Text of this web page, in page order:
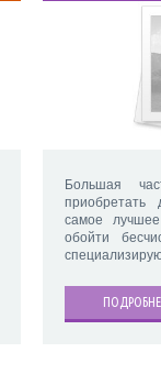
Большая
самое
обойти